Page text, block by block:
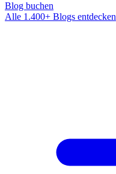
Blog buchen
Alle 1.400+ Blogs entdecken